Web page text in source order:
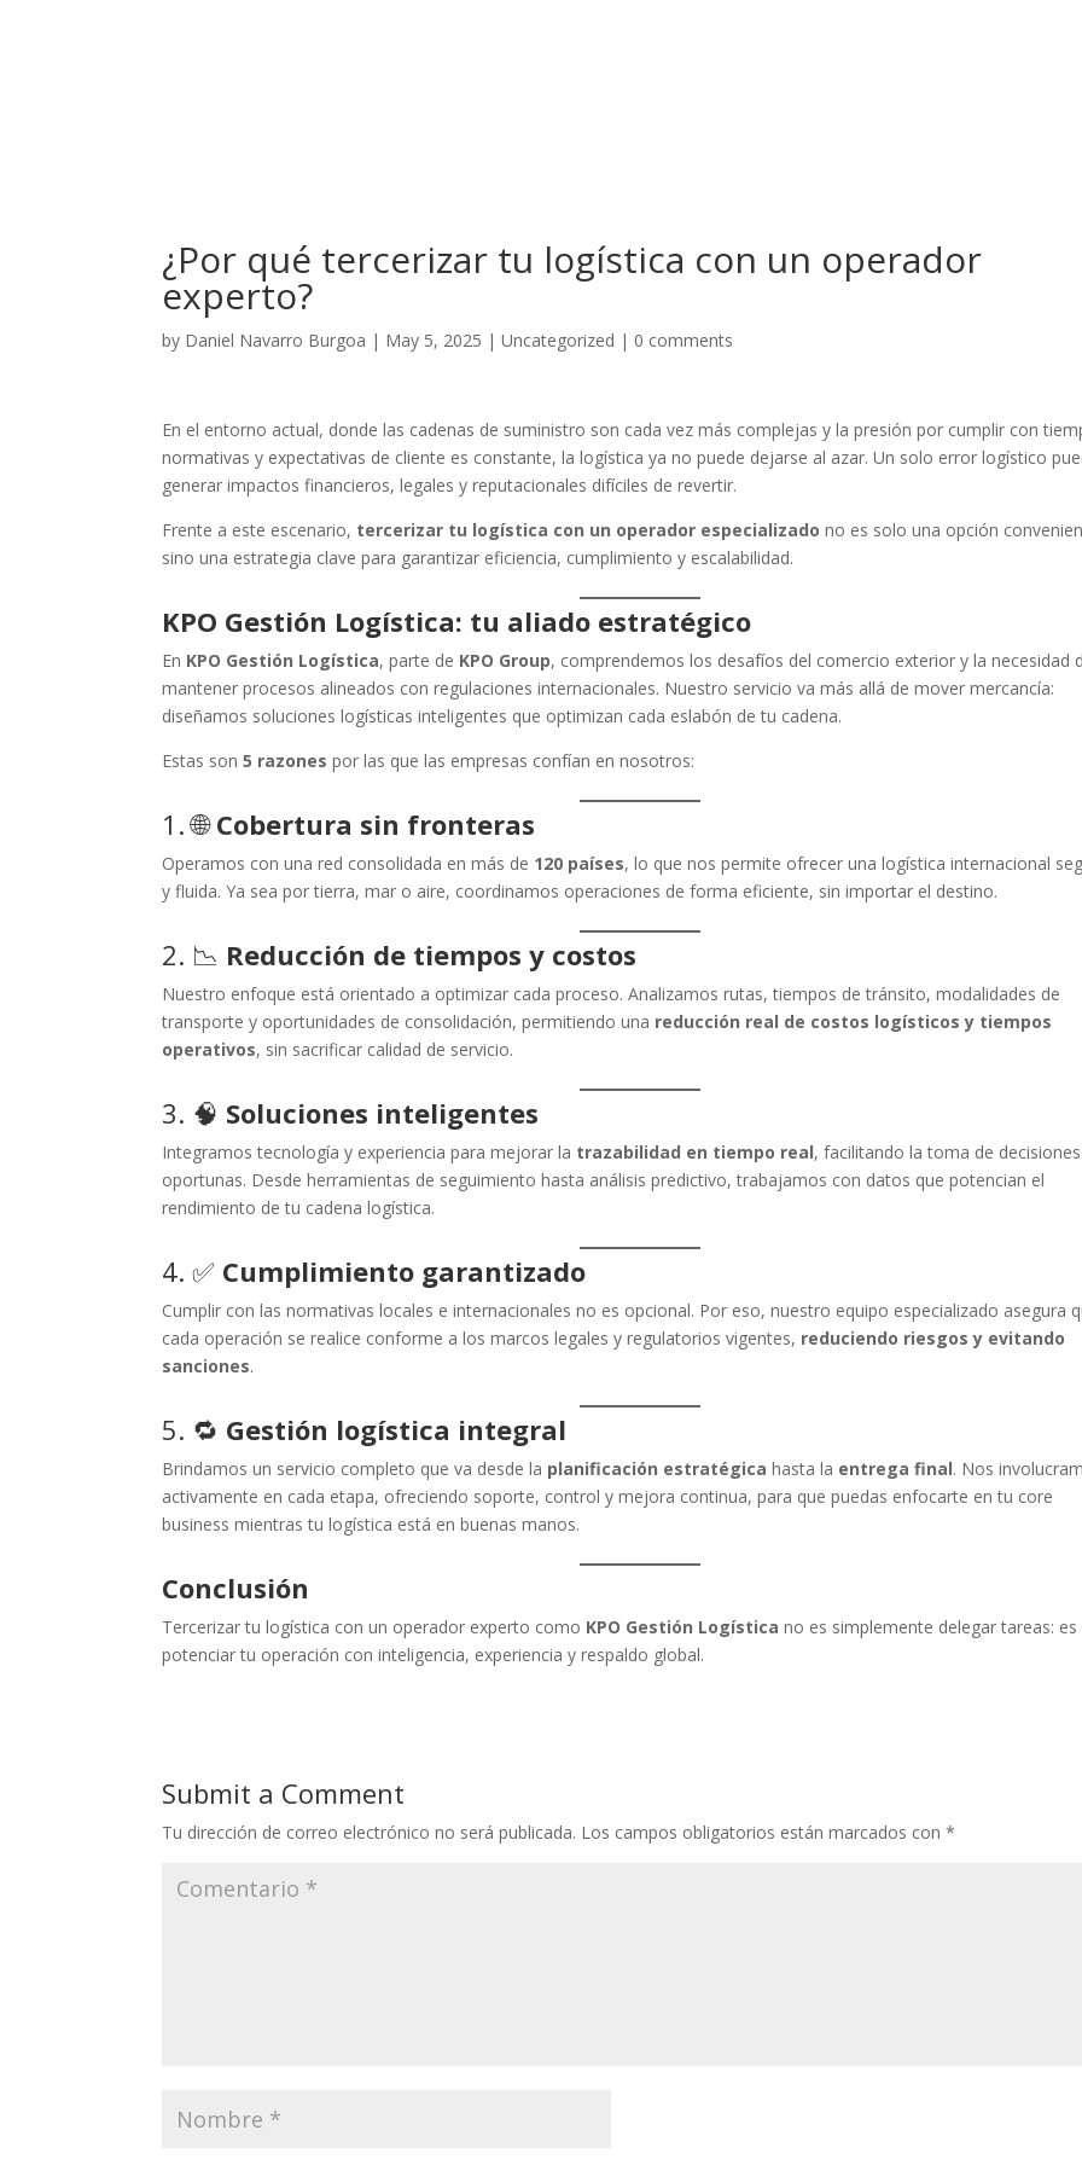
¿Por qué tercerizar tu logística con un operador
experto?
by Daniel Navarro Burgoa | May 5, 2025 |Uncategorized | 0 comments
En el entorno actual, donde las cadenas de suministro son cada vez más complejas y la presión por cumplir con
normativas y expectativas de cliente es constante, la logística ya no puede dejarse al azar. Un solo error logístico
generar impactos financieros, legales y reputacionales difíciles de revertir.
Frente a este escenario, tercerizar tu logística con un operador especializado no es solo una opción
sino una estrategia clave para garantizar eficiencia, cumplimiento y escalabilidad.
KPO Gestión Logística: tu aliado estratégico
En KPO Gestión Logística, parte de KPO Group, comprendemos los desafíos del comercio exterior y la necesidad
mantener procesos alineados con regulaciones internacionales. Nuestro servicio va más allá de mover mercancía:
diseñamos soluciones logísticas inteligentes que optimizan cada eslabón de tu cadena.
Estas son5 razones por las que las empresas confían en nosotros:
1. 🌐Cobertura sin fronteras
Operamos con una red consolidada en más de 120 países, lo que nos permite ofrecer una logística internacional
y fluida. Ya sea por tierra, mar o aire, coordinamos operaciones de forma eficiente, sin importar el destino.
2. 📉 Reducción de tiempos y costos
Nuestro enfoque está orientado a optimizar cada proceso. Analizamos rutas, tiempos de tránsito, modalidades de
transporte y oportunidades de consolidación, permitiendo una reducción real de costos logísticos y tiempos
operativos, sin sacrificar calidad de servicio.
3. 🧠 Soluciones inteligentes
Integramos tecnología y experiencia para mejorar la trazabilidad en tiempo real, facilitando la toma de decisiones
oportunas. Desde herramientas de seguimiento hasta análisis predictivo, trabajamos con datos que potencian el
rendimiento de tu cadena logística.
4. ✅ Cumplimiento garantizado
Cumplir con las normativas locales e internacionales no es opcional. Por eso, nuestro equipo especializado asegura
cada operación se realice conforme a los marcos legales y regulatorios vigentes, reduciendo riesgos y evitando
sanciones.
5. 🔁 Gestión logística integral
Brindamos un servicio completo que va desde la planificación estratégica hasta la entrega final. Nos
activamente en cada etapa, ofreciendo soporte, control y mejora continua, para que puedas enfocarte en tu core
business mientras tu logística está en buenas manos.
Conclusión
Tercerizar tu logística con un operador experto como KPO Gestión Logística no es simplemente delegar tareas: es
potenciar tu operación con inteligencia, experiencia y respaldo global.
Submit a Comment
Tu dirección de correo electrónico no será publicada. Los campos obligatorios están marcados con*